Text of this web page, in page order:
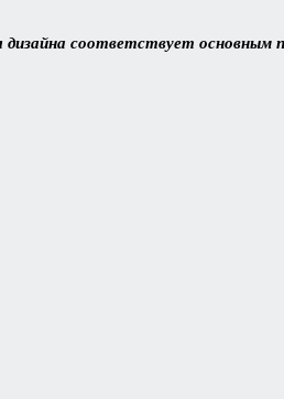
дизайна соответствует основным